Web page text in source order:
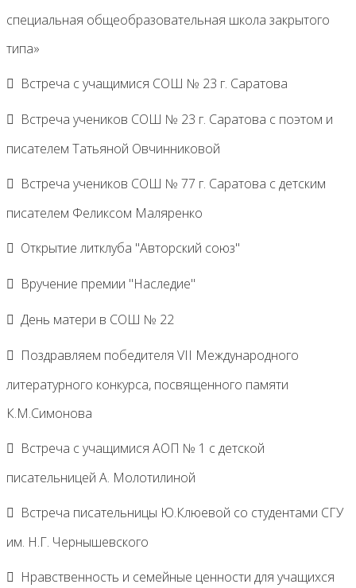
специальная общеобразовательная школа закрытого
типа»
Встреча с учащимися СОШ № 23 г. Саратова
Встреча учеников СОШ № 23 г. Саратова с поэтом и
писателем Татьяной Овчинниковой
Встреча учеников СОШ № 77 г. Саратова с детским
писателем Феликсом Маляренко
Открытие литклуба "Авторский союз"
Вручение премии "Наследие"
День матери в СОШ № 22
Поздравляем победителя VII Международного
литературного конкурса, посвященного памяти
К.М.Симонова
Встреча с учащимися АОП № 1 с детской
писательницей А. Молотилиной
Встреча писательницы Ю.Клюевой со студентами СГУ
им. Н.Г. Чернышевского
Нравственность и семейные ценности для учащихся